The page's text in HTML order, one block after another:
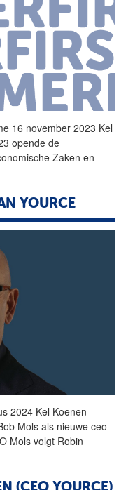
16 november 2023 Kel
opende de
Zaken en
YOURCE
2024 Kel Koenen
Mols als nieuwe ceo
Mols volgt Robin